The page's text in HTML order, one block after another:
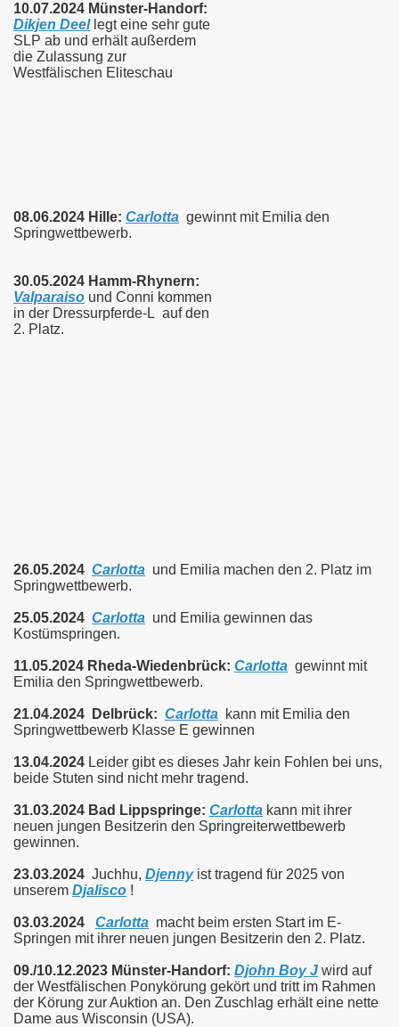
10.07.2024 Münster-Handorf:
Dikjen Deel legt eine sehr gute
SLP ab und erhält außerdem
die Zulassung zur
Westfälischen Eliteschau
08.06.2024 Hille: Carlotta gewinnt mit Emilia den
Springwettbewerb.
30.05.2024 Hamm-Rhynern:
Valparaiso und Conni kommen
in der Dressurpferde-L auf den
2. Platz.
26.05.2024 Carlotta und Emilia machen den 2. Platz im
Springwettbewerb.
25.05.2024 Carlotta und Emilia gewinnen das
Kostümspringen.
11.05.2024 Rheda-Wiedenbrück: Carlotta gewinnt mit
Emilia den Springwettbewerb.
21.04.2024 Delbrück: Carlotta kann mit Emilia den
Springwettbewerb Klasse E gewinnen
13.04.2024 Leider gibt es dieses Jahr kein Fohlen bei uns,
beide Stuten sind nicht mehr tragend.
31.03.2024 Bad Lippspringe: Carlotta kann mit ihrer
neuen jungen Besitzerin den Springreiterwettbewerb
gewinnen.
23.03.2024 Juchhu, Djenny ist tragend für 2025 von
unserem Djalisco !
03.03.2024 Carlotta macht beim ersten Start im E-
Springen mit ihrer neuen jungen Besitzerin den 2. Platz.
09./10.12.2023 Münster-Handorf: Djohn Boy J wird auf
der Westfälischen Ponykörung gekört und tritt im Rahmen
der Körung zur Auktion an. Den Zuschlag erhält eine nette
Dame aus Wisconsin (USA).